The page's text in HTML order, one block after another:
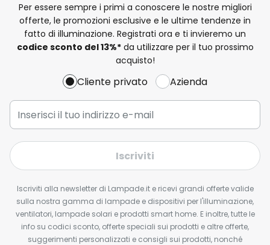
Per essere sempre i primi a conoscere le nostre migliori
offerte, le promozioni esclusive e le ultime tendenze in
fatto di illuminazione. Registrati ora e ti invieremo un
codice sconto del13%*da utilizzare per il tuo prossimo
acquisto!
Cliente privato Azienda
Iscriviti
Iscriviti alla newsletter di Lampade.it e ricevi grandi offerte valide
sulla nostra gamma di lampade e dispositivi per l'illuminazione,
ventilatori, lampade solari e prodotti smart home. E inoltre, tutte le
info su codici sconto, offerte speciali sui prodotti e altre offerte,
suggerimenti personalizzati e consigli sui prodotti, nonché